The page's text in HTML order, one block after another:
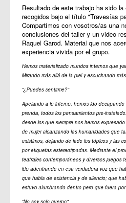
Resultado de este trabajo ha sido
recogidos bajo el título "Travesías
Compartimos con vosotros/as una
conclusiones del taller y un video
Raquel Garod. Material que nos
experiencia vivida por el grupo.
Hemos materializado mundos internos que
Mirando más allá de la piel y escuchando
“¿Puedes sentirme?”
Apelando a lo interno, hemos ido
prenda, todos los pensamientos pre-
desde los que siempre nos hemos
de mujer alcanzando las humanidades que
existimos, dejando de lado los tópicos y las
por etiquetas estereotipadas. Mediante el
teatrales contemporáneos y diversos juegos
ido adentrando en esa verdadera voz que
que habla de existencia y de silencio; que
estuvo alumbrando dentro pero que fuera
“No soy solo cuerpo”